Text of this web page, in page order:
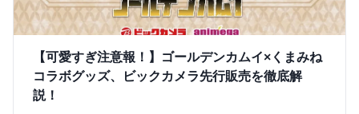
【可愛すぎ注意報！】ゴールデンカムイ×くまみね
コラボグッズ、ビックカメラ先行販売を徹底解
説！